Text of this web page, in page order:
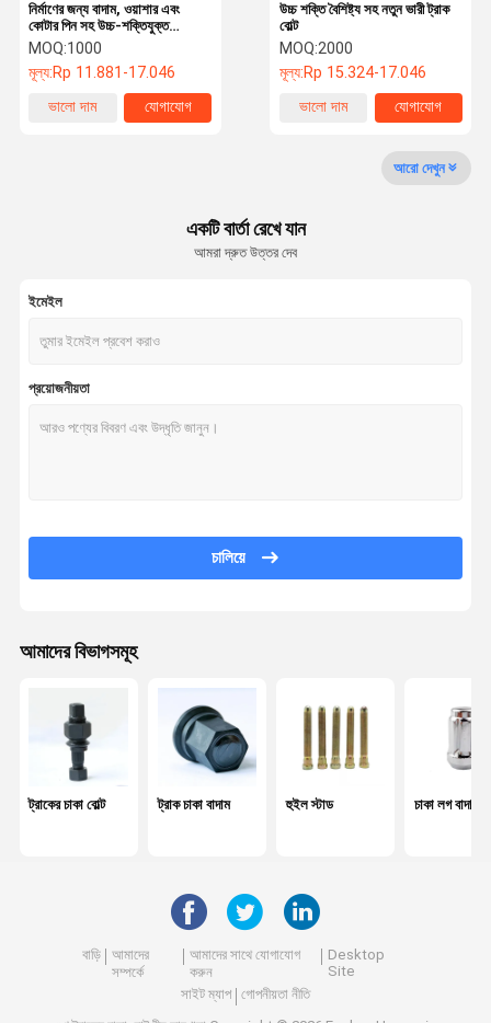
কারখানা পরিদর্শন গুণমান নিয়ন্ত্রণ
আমাদের সাথে
খবর
ট্রাকের চাকা বোল্ট
ট্রাক চাকা বাদাম
হুইল স্টাড
চাকা ভারসাম্য ওজন
কেন্দ্র বিয়ারিং
স্ক্রু এবং বাদাম
হুইল স্পেসার
উচ্চ শক্তি বৈশিষ্ট্য সহ নতুন ভারী ট্রাক
বোল্ট
MOQ:2000
মূল্য:Rp 15.324-17.046
ভালো দাম
যোগাযোগ
নির্মাণের জন্য বাদাম, ওয়াশার এবং
কোটার পিন সহ উচ্চ-শক্তিযুক্ত
গ্যালভানাইজড টি-হেড বোল্ট
MOQ:1000
মূল্য:Rp 11.881-17.046
ভালো দাম
যোগাযোগ
আরো দেখুন
একটি বার্তা রেখে যান
আমরা দ্রুত উত্তর দেব
ইমেইল
প্রয়োজনীয়তা
চালিয়ে
আমাদের বিভাগসমূহ
ট্রাকের চাকা বোল্ট ট্রাক চাকা বাদাম হুইল স্টাড চাকা লগ বাদাম
বাড়ি
আমাদের
সম্পর্কে
আমাদের সাথে যোগাযোগ
করুন
Desktop
Site
সাইট ম্যাপ
গোপনীয়তা নীতি